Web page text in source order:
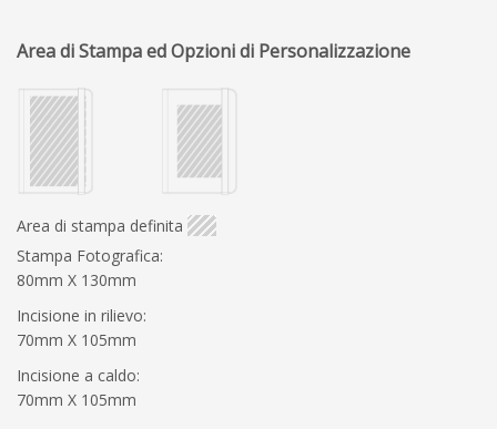
Area di Stampa ed Opzioni di Personalizzazione
Area di stampa definita
Stampa Fotografica:
80mm X 130mm
Incisione in rilievo:
70mm X 105mm
Incisione a caldo:
70mm X 105mm